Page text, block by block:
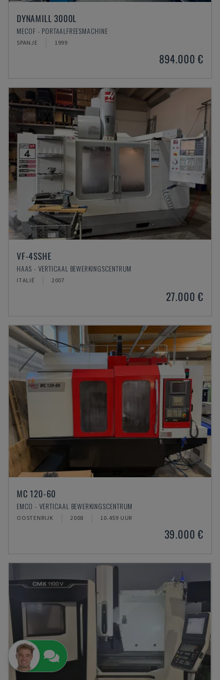
DYNAMILL 3000L
MECOF - PORTAALFREESMACHINE
SPANJE 1999
894.000 €
VF-4SSHE
HAAS - VERTICAAL BEWERKINGSCENTRUM
ITALIË 2007
27.000 €
MC 120-60
EMCO - VERTICAAL BEWERKINGSCENTRUM
OOSTENRIJK 2008 10.459 UUR
39.000 €